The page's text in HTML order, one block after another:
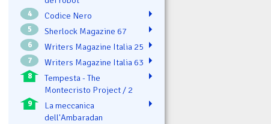
4 Codice Nero
5 Sherlock Magazine 67
6 Writers Magazine Italia 25
7 Writers Magazine Italia 63
8
Tempesta - The
Montecristo Project / 2
9
La meccanica
dell'Ambaradan